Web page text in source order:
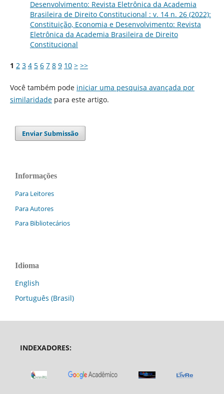
Desenvolvimento: Revista Eletrônica da Academia
Brasileira de Direito Constitucional : v. 14 n. 26 (2022):
Constituição, Economia e Desenvolvimento: Revista
Eletrônica da Academia Brasileira de Direito
Constitucional
1 2 3 4 5 6 7 8 9 10 > >>
Você também pode iniciar uma pesquisa avançada por
similaridadepara este artigo.
Enviar Submissão
Informações
Para Leitores
Para Autores
Para Bibliotecários
Idioma
English
Português (Brasil)
INDEXADORES: